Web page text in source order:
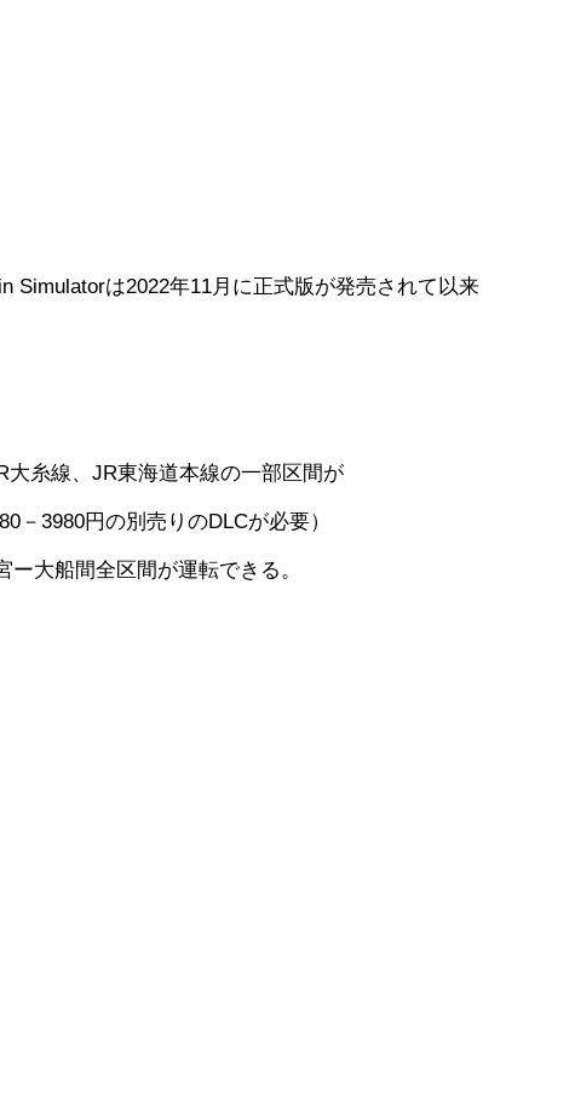
は2022年11月に正式版が発売されて以来
糸線、JR東海道本線の一部区間が
－3980円の別売りのDLCが必要）
大船間全区間が運転できる。